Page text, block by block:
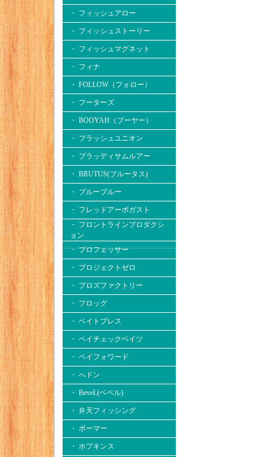
・ フィッシュアロー
・ フィッシュストーリー
・ フィッシュマグネット
・ フィナ
・ FOLLOW（フォロー）
・ フーターズ
・ BOOYAH（ブーヤー）
・ フラッシュユニオン
・ ブラッディサムルアー
・ BRUTUS(ブルータス)
・ ブルーブルー
・ フレッドアーボガスト
・ フロントラインプロダクシ
ョン
・ プロフェッサー
・ プロジェクトゼロ
・ プロズファクトリー
・ フロッグ
・ ベイトブレス
・ ペイチェックベイツ
・ ペイフォワード
・ へドン
・ BeveL(ベベル)
・ 弁天フィッシング
・ ボーマー
・ ホプキンス